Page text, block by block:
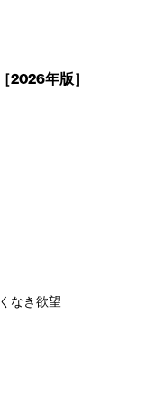
2026年版］
なき欲望